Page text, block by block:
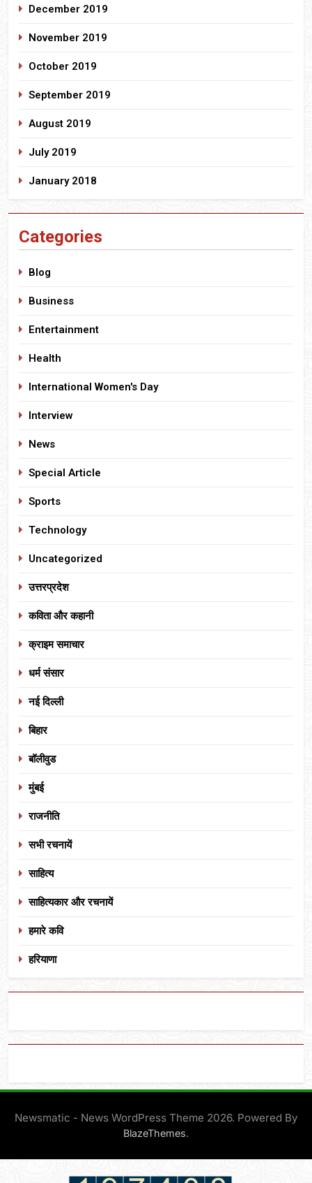
December 2019
November 2019
October 2019
September 2019
August 2019
July 2019
January 2018
Categories
Blog
Business
Entertainment
Health
International Women's Day
Interview
News
Special Article
Sports
Technology
Uncategorized
उत्तरप्रदेश
कविता और कहानी
क्राइम समाचार
धर्म संसार
नई दिल्ली
बिहार
बॉलीवुड
मुंबई
राजनीति
सभी रचनायें
साहित्य
साहित्यकार और रचनायें
हमारे कवि
हरियाणा
Newsmatic - News WordPress Theme 2026. Powered By
BlazeThemes.